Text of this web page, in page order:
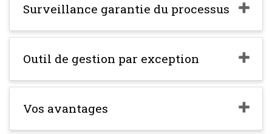
Surveillance garantie du processus
Outil de gestion par exception
Vos avantages